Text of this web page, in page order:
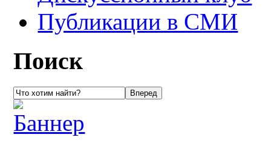
Публикации в СМИ
Поиск